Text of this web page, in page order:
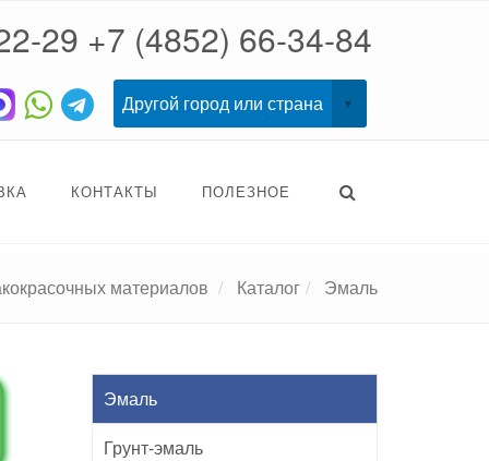
29 +7 (4852) 66-34-84
КОНТАКТЫ ПОЛЕЗНОЕ
материалов Каталог Эмаль
Эмаль
Грунт-эмаль